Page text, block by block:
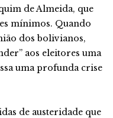
de Almeida, que
mínimos. Quando
dos bolivianos,
aos eleitores uma
uma profunda crise
de austeridade que